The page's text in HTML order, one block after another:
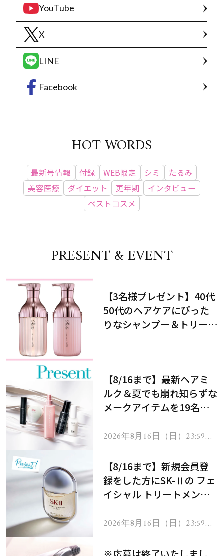
YouTube
X
LINE
Facebook
HOT WORDS
最新号情報 付録 WEB限定 シミ
たるみ
美容医療
ダイエット 更年期
インタビュー
ベストコスメ
PRESENT & EVENT
【3名様プレゼント】40代
50代のヘアケアにぴった
りなシャンプー＆トリート
【8/16まで】最新ヘアミ
ルク＆夏でも崩れ知らずな
メークアイテムを19名様
2026年8月16日（日）23:59ま
【8/16まで】新規会員登
録をした方にSK-Ⅱの フェ
イシャル トリートメント
2026年8月16日（日）23:59ま